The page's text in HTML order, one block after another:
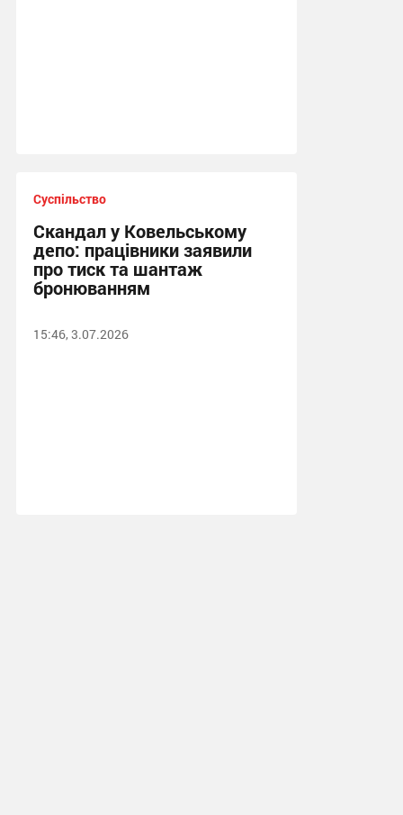
Суспільство
Скандал у Ковельському
депо: працівники заявили
про тиск та шантаж
бронюванням
15:46, 3.07.2026